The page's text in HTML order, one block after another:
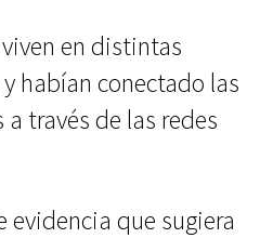
en distintas
habían conectado las
través de las redes
evidencia que sugiera